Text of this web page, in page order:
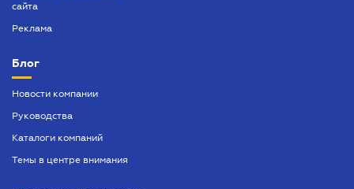
сайта
Реклама
Блог
Новости компании
Руководства
Каталоги компаний
Темы в центре внимания